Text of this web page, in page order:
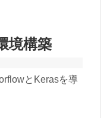
境構築
とKerasを導